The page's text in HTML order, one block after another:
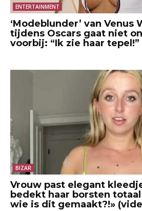
ENTERTAINMENT
‘Modeblunder’ van Venus
tijdens Oscars gaat niet
voorbij: “Ik zie haar
BIZAR
Vrouw past elegant
bedekt haar borsten
wie is dit gemaakt?!»